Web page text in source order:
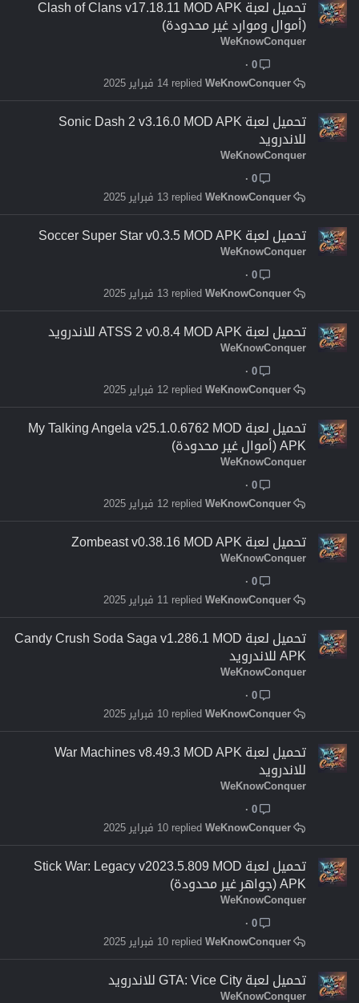
تحميل لعبة Clash of Clans v17.18.11 MOD APK
(أموال وموارد غير محدودة)
WeKnowConquer
0
14 فبراير 2025
WeKnowConquer
تحميل لعبة Sonic Dash 2 v3.16.0 MOD APK
للاندرويد
WeKnowConquer
0
13 فبراير 2025
WeKnowConquer
تحميل لعبة Soccer Super Star v0.3.5 MOD APK
WeKnowConquer
0
13 فبراير 2025
WeKnowConquer
تحميل لعبة ATSS 2 v0.8.4 MOD APK للاندرويد
WeKnowConquer
0
12 فبراير 2025
WeKnowConquer
تحميل لعبة My Talking Angela v25.1.0.6762 MOD
APK (أموال غير محدودة)
WeKnowConquer
0
12 فبراير 2025
WeKnowConquer
تحميل لعبة Zombeast v0.38.16 MOD APK
WeKnowConquer
0
11 فبراير 2025
WeKnowConquer
تحميل لعبة Candy Crush Soda Saga v1.286.1 MOD
APK للاندرويد
WeKnowConquer
0
10 فبراير 2025
WeKnowConquer
تحميل لعبة War Machines v8.49.3 MOD APK
للاندرويد
WeKnowConquer
0
10 فبراير 2025
WeKnowConquer
تحميل لعبة Stick War: Legacy v2023.5.809 MOD
APK (جواهر غير محدودة)
WeKnowConquer
0
10 فبراير 2025
WeKnowConquer
تحميل لعبة GTA: Vice City للاندرويد
WeKnowConquer